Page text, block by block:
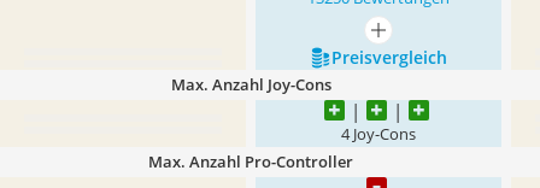
mehr anzeigen
Preis­vergleich
Max. Anzahl Joy-Cons
4 Joy-Cons
Max. Anzahl Pro-Controller